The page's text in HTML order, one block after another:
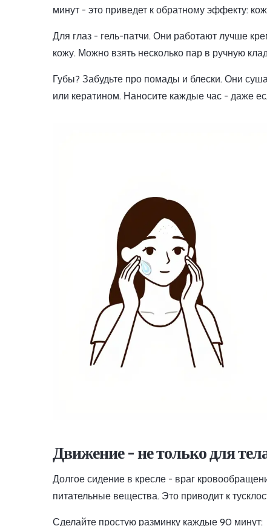
минут - это приведет к обратному эффекту:
Для глаз - гель-патчи. Они работают лучше
кожу. Можно взять несколько пар в ручную
Губы? Забудьте про помады и блески. Они
или кератином. Наносите каждые час - даже
Движение - не только для
Долгое сидение в кресле - враг
питательные вещества. Это приводит к
Сделайте простую разминку каждые 90 минут: